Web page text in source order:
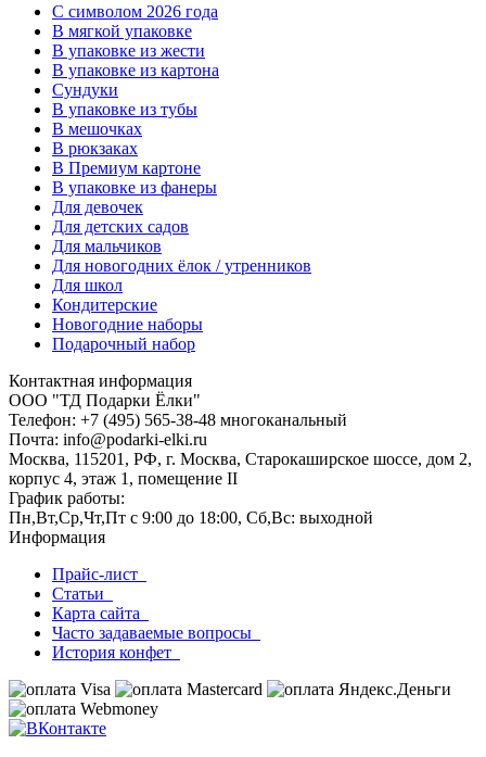
C символом 2026 года
В мягкой упаковке
В упаковке из жести
В упаковке из картона
Сундуки
В упаковке из тубы
В мешочках
В рюкзаках
В Премиум картоне
В упаковке из фанеры
Для девочек
Для детских садов
Для мальчиков
Для новогодних ёлок / утренников
Для школ
Кондитерские
Новогодние наборы
Подарочный набор
Контактная информация
ООО "ТД Подарки Ёлки"
Телефон: +7 (495) 565-38-48 многоканальный
Почта: info@podarki-elki.ru
Москва, 115201, РФ, г. Москва, Старокаширское шоссе, дом 2,
корпус 4, этаж 1, помещение II
График работы:
Пн,Вт,Ср,Чт,Пт с 9:00 до 18:00, Сб,Вс: выходной
Информация
Прайс-лист
Статьи
Карта сайта
Часто задаваемые вопросы
История конфет